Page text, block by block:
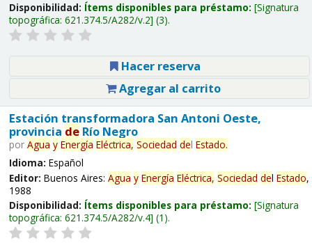
Disponibilidad: Ítems disponibles para préstamo: Signatura
topográfica: 621.374.5/A282/v.2 (3).
Hacer reserva
Agregar al carrito
Estación transformadora San Antoni Oeste,
provincia deRío Negro
por Agua y Energía Eléctrica, Sociedad del Estado.
Idioma: Español
Editor: Buenos Aires: Agua y Energía Eléctrica, Sociedad del Estado,
1988
Disponibilidad: Ítems disponibles para préstamo: Signatura
topográfica: 621.374.5/A282/v.4 (1).